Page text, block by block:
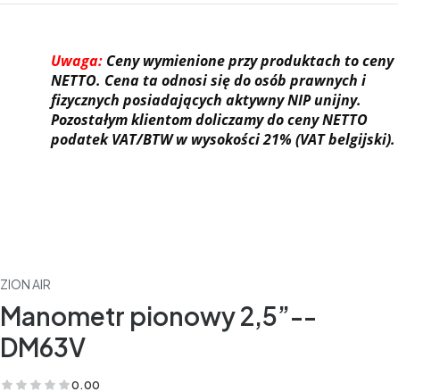
Uwaga:Ceny wymienione przy produktach to ceny
NETTO. Cena ta odnosi się do osób prawnych i
fizycznych posiadających aktywny NIP unijny.
Pozostałym klientom doliczamy do ceny NETTO
podatek VAT/BTW w wysokości 21% (VAT belgijski).
ZION AIR
Manometr pionowy 2,5”--
DM63V
0.00